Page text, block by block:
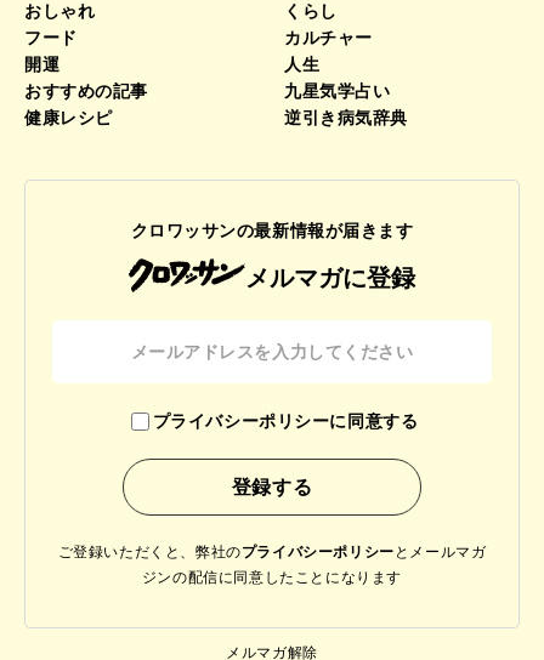
おしゃれ
くらし
フード
カルチャー
開運
人生
おすすめの記事
九星気学占い
健康レシピ
逆引き病気辞典
クロワッサンの最新情報が届きます
メルマガに登録
プライバシーポリシーに同意する
ご登録いただくと、弊社のプライバシーポリシー と メールマガ
ジンの配信に同意したことになります
メルマガ解除